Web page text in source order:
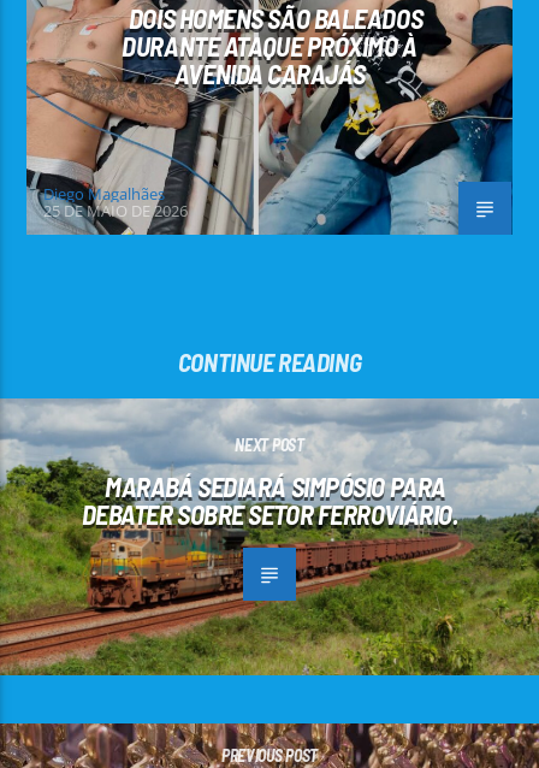
DOIS HOMENS SÃO BALEADOS
DURANTE ATAQUE PRÓXIMO À
AVENIDA CARAJÁS
Diego Magalhães
25 DE MAIO DE 2026
CONTINUE READING
NEXT POST
MARABÁ SEDIARÁ SIMPÓSIO PARA
DEBATER SOBRE SETOR FERROVIÁRIO.
PREVIOUS POST